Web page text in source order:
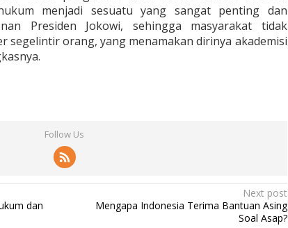
menjadi sesuatu yang sangat penting dan
Presiden Jokowi, sehingga masyarakat tidak
segelintir orang, yang menamakan dirinya akademisi
Follow Us
dan
Next post
Mengapa Indonesia Terima Bantuan Asing
Soal Asap?